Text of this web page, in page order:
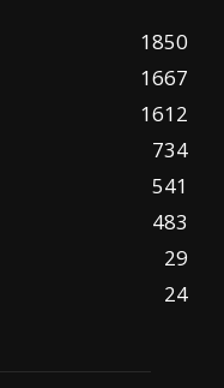
1850
1667
1612
734
541
483
29
24